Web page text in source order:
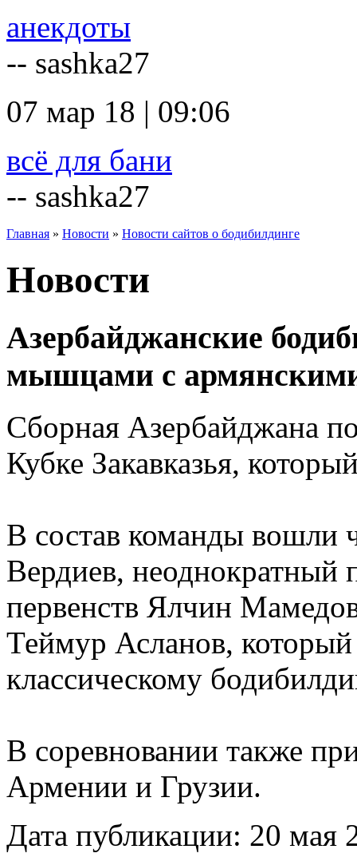
анекдоты
-- sashka27
07 мар 18 | 09:06
всё для бани
-- sashka27
Главная » Новости » Новости сайтов о бодибилдинге
Новости
Азербайджанские
мышцами с
Сборная Азербайджана
Кубке Закавказья,
В состав команды вошли
Вердиев, неоднократный
первенств Ялчин
Теймур Асланов, который
классическому
В соревновании также
Армении и Грузии.
Дата публикации: 20 мая